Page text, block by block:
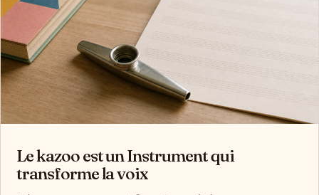
Le kazoo est un Instrument qui
transforme la voix